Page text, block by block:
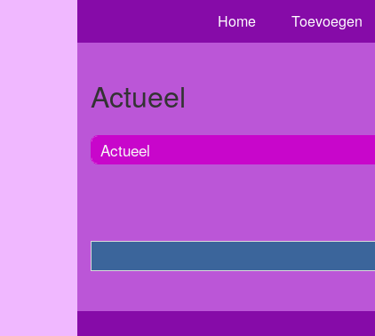
Home Toevoegen
Actueel
Actueel